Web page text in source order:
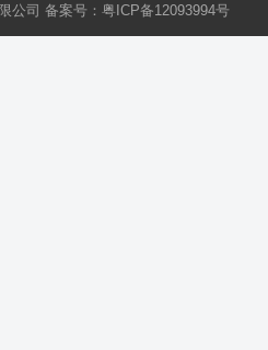
公司 备案号： 粤ICP备12093994号